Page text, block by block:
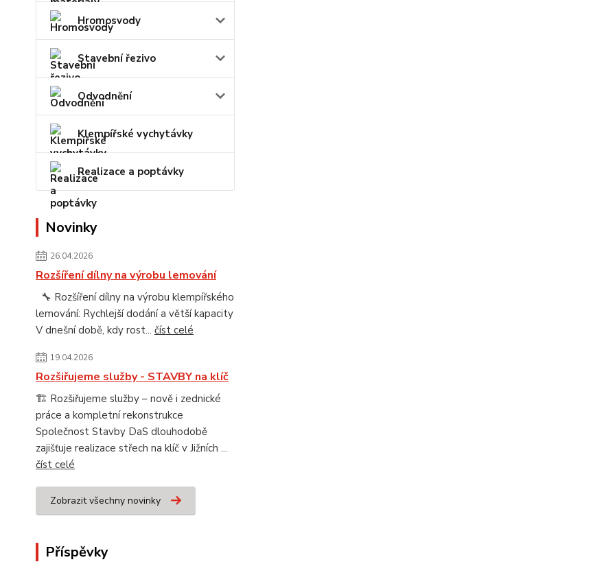
Hromosvody
Stavební řezivo
Odvodnění
Klempířské vychytávky
Realizace a poptávky
Novinky
26.04.2026
Rozšíření dílny na výrobu lemování
🔧 Rozšíření dílny na výrobu klempířského
lemování: Rychlejší dodání a větší kapacity
V dnešní době, kdy rost... číst celé
19.04.2026
Rozšiřujeme služby - STAVBY na klíč
🏗️ Rozšiřujeme služby – nově i zednické
práce a kompletní rekonstrukce
Společnost Stavby DaS dlouhodobě
zajišťuje realizace střech na klíč v Jižních ...
číst celé
Zobrazit všechny novinky
Příspěvky